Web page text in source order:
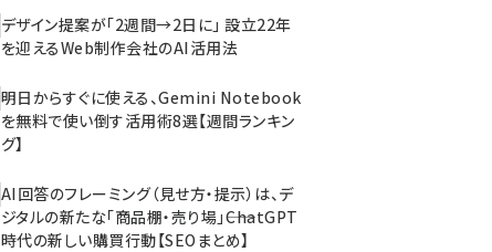
デザイン提案が「2週間→2日に」 設立22年
を迎えるWeb制作会社のAI活用法
明日からすぐに使える、Gemini Notebook
を無料で使い倒す活用術8選【週間ランキン
グ】
AI回答のフレーミング（見せ方・提示）は、デ
ジタルの新たな「商品棚・売り場」――ChatGPT
時代の新しい購買行動【SEOまとめ】